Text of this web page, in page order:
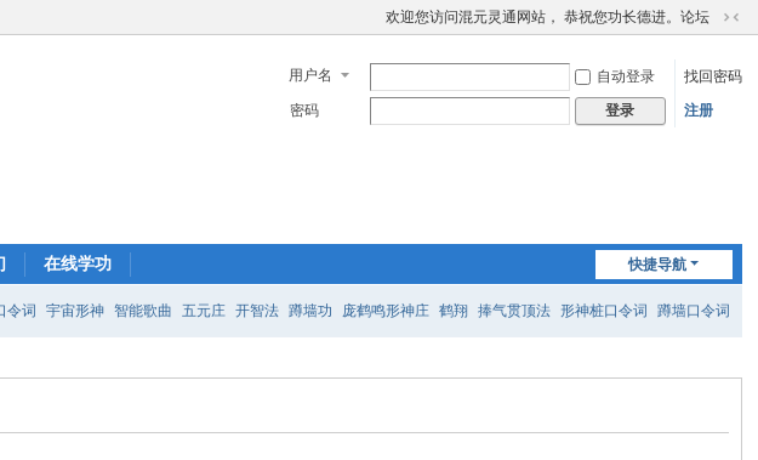
欢迎您访问混元灵通网站， 恭祝您功长德进。论坛
切
到
用户名 自动登录
找回密码
密码
登录 注册
快捷导航
在线学功
令词 宇宙形神 智能歌曲 五元庄 开智法 蹲墙功 庞鹤鸣形神庄 鹤翔 捧气贯顶法 形神桩口令词 蹲墙口令词